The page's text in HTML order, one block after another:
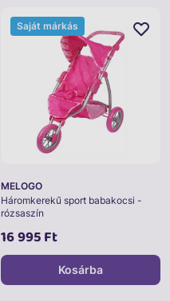
MELOGO
Háromkerekű sport babakocsi -
rózsaszín
16 995 Ft
Saját márkás
Kosárba